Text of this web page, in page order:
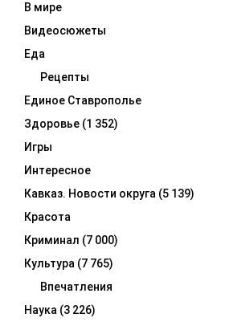
В мире
Видеосюжеты
Еда
Рецепты
Единое Ставрополье
Здоровье (1 352)
Игры
Интересное
Кавказ. Новости округа (5 139)
Красота
Криминал (7 000)
Культура (7 765)
Впечатления
Наука (3 226)